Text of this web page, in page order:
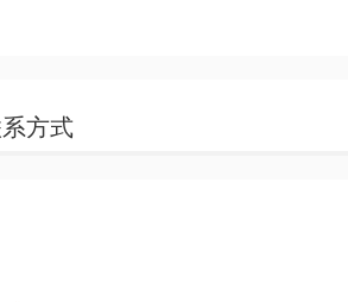
方式